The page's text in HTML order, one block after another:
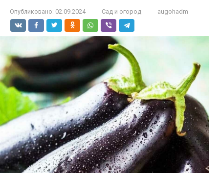
Опубликовано: 02.09.2024 Сад и огород augohadm